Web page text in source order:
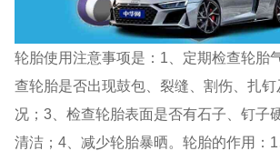
轮胎使用注意事项是：1、定期检查轮胎
查轮胎是否出现鼓包、裂缝、割伤、扎
况；3、检查轮胎表面是否有石子、钉子
清洁；4、减少轮胎暴晒。轮胎的作用：